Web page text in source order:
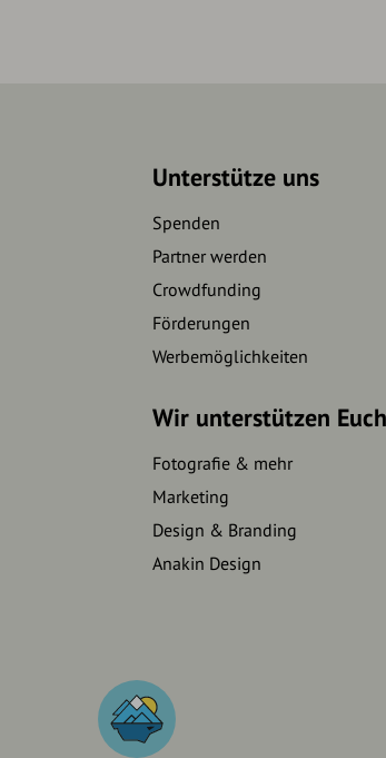
Unterstütze uns
Spenden
Partner werden
Crowdfunding
Förderungen
Werbemöglichkeiten
Wir unterstützen Euch
Fotografie & mehr
Marketing
Design & Branding
Anakin Design